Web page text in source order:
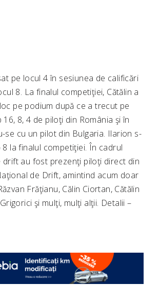
pe locul 4 în sesiunea de calificări
8. La finalul competiţiei, Cătălin a
pe podium după ce a trecut pe
8, 4 de piloţi din România şi în
se cu un pilot din Bulgaria. Ilarion s-
la finalul competiţiei. În cadrul
drift au fost prezenţi piloţi direct din
de Drift, amintind acum doar
Frăţianu, Călin Ciortan, Cătălin
şi mulţi, mulţi alţii. Detalii –